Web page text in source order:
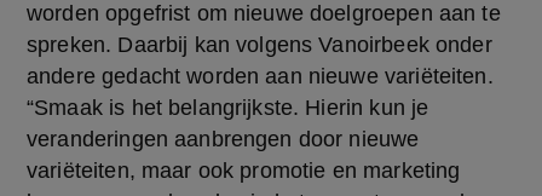
worden opgefrist om nieuwe doelgroepen aan te
spreken. Daarbij kan volgens Vanoirbeek onder
andere gedacht worden aan nieuwe variëteiten.
“Smaak is het belangrijkste. Hierin kun je
veranderingen aanbrengen door nieuwe
variëteiten, maar ook promotie en marketing